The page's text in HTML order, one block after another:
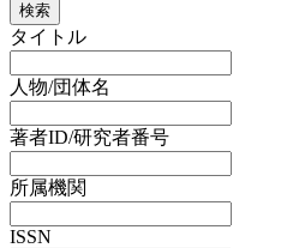
検索
タイトル
人物/団体名
著者ID/研究者番号
所属機関
ISSN